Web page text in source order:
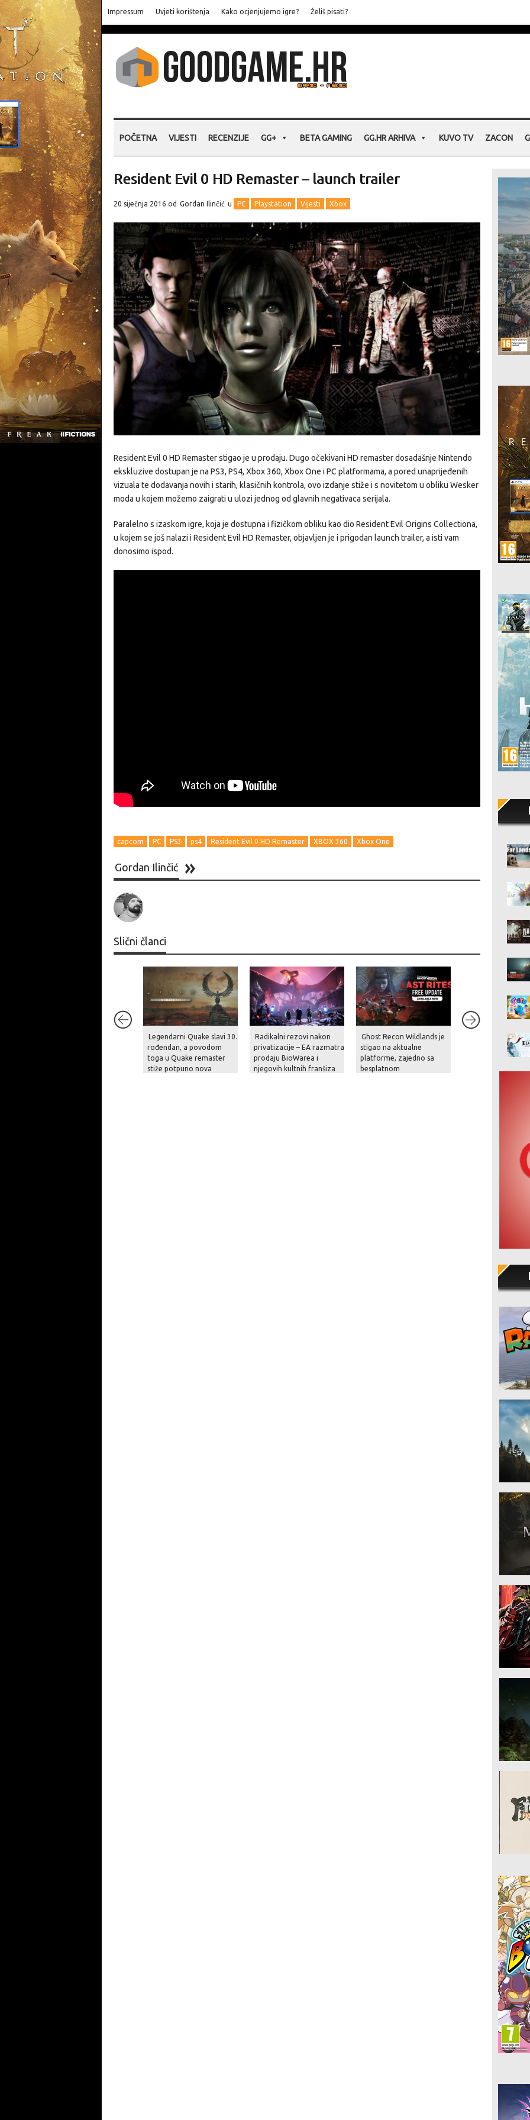
Impressum Uvjeti korištenja Kako ocjenjujemo igre? Želiš pisati?
POČETNA VIJESTI RECENZIJE GG+ BETA GAMING GG.HR ARHIVA KUVO TV ZACON
Resident Evil 0 HD Remaster – launch trailer
20 siječnja 2016 od Gordan Ilinčić u PC Playstation Vijesti Xbox
Resident Evil 0 HD Remaster stigao je u prodaju. Dugo očekivani HD remaster dosadašnje Nintendo
ekskluzive dostupan je na PS3, PS4, Xbox 360, Xbox One i PC platformama, a pored unaprijeđenih
vizuala te dodavanja novih i starih, klasičnih kontrola, ovo izdanje stiže i s novitetom u obliku Wesker
moda u kojem možemo zaigrati u ulozi jednog od glavnih negativaca serijala.
Paralelno s izaskom igre, koja je dostupna i fizičkom obliku kao dio Resident Evil Origins Collectiona,
u kojem se još nalazi i Resident Evil HD Remaster, objavljen je i prigodan launch trailer, a isti vam
donosimo ispod.
capcom PC PS3 ps4 Resident Evil 0 HD Remaster XBOX 360 Xbox One
Gordan Ilinčić
Slični članci
Legendarni Quake slavi 30.
rođendan, a povodom
toga u Quake remaster
stiže potpuno nova
Radikalni rezovi nakon
privatizacije – EA razmatra
prodaju BioWarea i
njegovih kultnih franšiza
Ghost Recon Wildlands je
stigao na aktualne
platforme, zajedno sa
besplatnom
Portovi prvih dviju
Duty: Black Ops
PlayStation